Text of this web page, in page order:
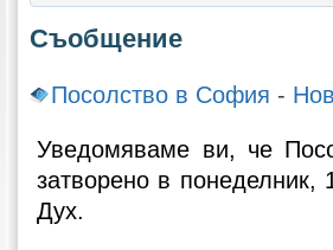
Съобщение
Посолство в София -
Уведомяваме ви, че
затворено в понеделник,
Дух.